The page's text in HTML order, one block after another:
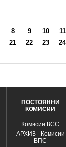
8 9 10 11
21 22 23 24
ПОСТОЯННИ
КОМИСИИ
Комисии ВСС
АРХИВ - Комисии
ВПС